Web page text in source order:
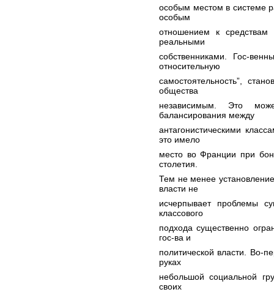
особым местом в системе
особым
отношением к средствам
реальными
собственниками. Гос-
относительную
самостоятельность”,
общества
независимым. Это
балансирования между
антагонистическими
это имело
место во Франции при
столетия.
Тем не менее
власти не
исчерпывает проблемы
классового
подхода существенно
гос-ва и
политической власти. Во-
руках
небольшой социальной
своих